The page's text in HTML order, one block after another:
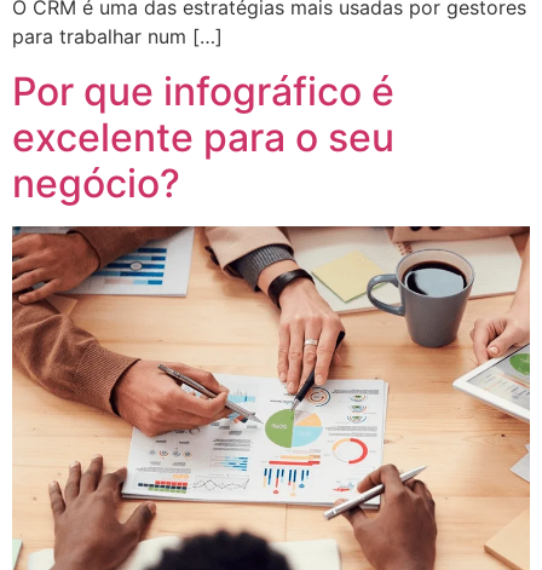
O CRM é uma das estratégias mais usadas por gestores
para trabalhar num […]
Por que infográfico é
excelente para o seu
negócio?